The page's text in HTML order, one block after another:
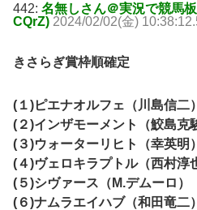
442: 名無しさん＠実況で競馬
CQrZ) 2024/02/02(金)
きさらぎ賞枠順確定
(１)ピエナオルフェ（川島信二）
(２)インザモーメント（鮫島克
(３)ウォーターリヒト（幸英明）
(４)ヴェロキラプトル（西村淳
(５)シヴァース（M.デムーロ）
(６)ナムラエイハブ（和田竜二）